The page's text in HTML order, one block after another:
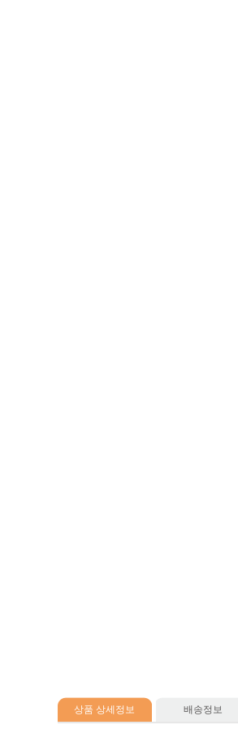
상품 상세정보 배송정보